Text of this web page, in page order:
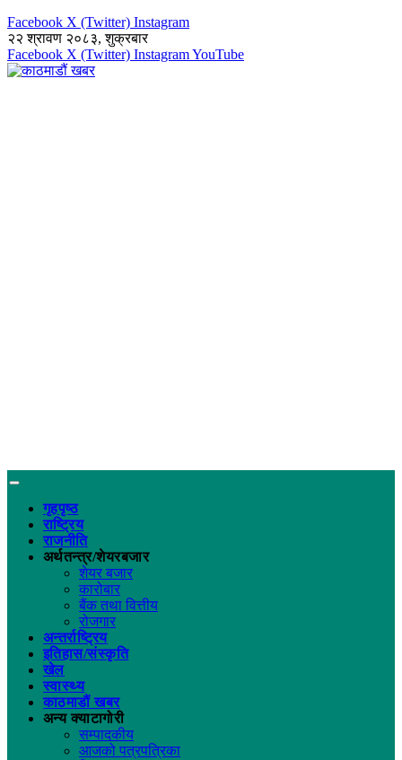
Facebook X (Twitter) Instagram
२२ श्रावण २०८३, शुक्रबार
Facebook X (Twitter) InstagramYouTube
गृहपृष्ठ
राष्ट्रिय
राजनीति
अर्थतन्त्र/शेयरबजार
शेयर बजार
कारोबार
बैंक तथा वित्तीय
रोजगार
अन्तर्राष्ट्रिय
इतिहास/संस्कृति
खेल
स्वास्थ्य
काठमाडौं खबर
अन्य क्याटागोरी
सम्पादकीय
आजको पत्रपत्रिका